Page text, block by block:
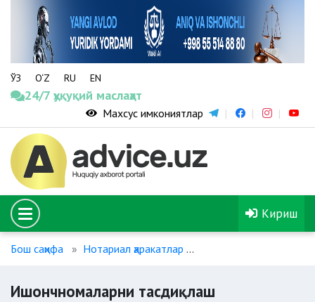
ЎЗ O‘Z RU EN
24/7 ҳуқуқий маслаҳат
Махсус имкониятлар
Кириш
Бош саҳифа Нотариал ҳаракатлар
Ишончномаларни тасдиқлаш